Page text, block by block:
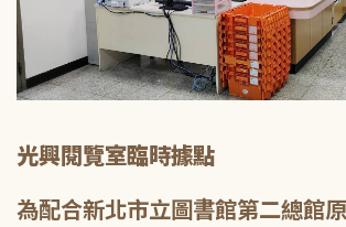
光興閱覽室臨時據點
為配合新北市立圖書館第二總館